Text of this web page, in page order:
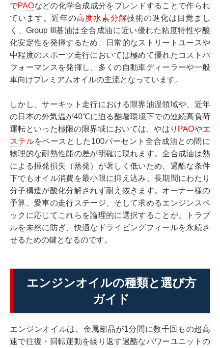
でPAOなどの化学合成成分をブレンドすることで作られ
ています。近年の高度水素分解技術の進化は目覚まし
く、Group III基油は全合成油に近い優れた粘度特性や酸
化安定性を発揮するため、日常的なストリートユースや
中程度のスポーツ走行においては極めて優れたコストパ
フォーマンスを発揮し、多くの自動車ディーラーや一般
車向けプレミアムオイルの主流となっています。
しかし、サーキット走行における限界油温領域や、近年
の日本の外気温が40℃に迫る酷暑環境下での連続高負荷
運転といった極限の限界域においては、やはり PAOやエ
ステルをベースとした100パーセント全合成油との間に
物理的な耐熱性能の差が明確に現れます。全合成油は熱
による揮発損失（蒸発）が著しく低いため、過酷な条件
下でもオイル消費を最小限に抑え込み、長期間にわたり
分子構造が酸化分解されず耐え抜きます。オーナー様の
予算、愛車の走行ステージ、そして求めるエンジンスペ
ックに応じてこれらを論理的に選択することが、トラブ
ルを未然に防ぎ、快適なドライビングフィールを永続さ
せるための鍵となるのです。
エンジンオイルの種類と選び方
ガイド
エンジンオイルは、金属部品が1分間に数千回もの超高
速で往復・回転運動を繰り返す過酷なパワーユニットの